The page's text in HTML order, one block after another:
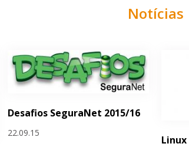
Notícias
Desafios SeguraNet 2015/16
22.09.15
Linux